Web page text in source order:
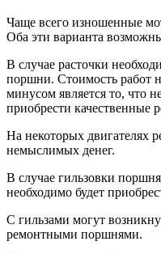
Чаще всего изношенные
Оба эти варианта
В случае расточки
поршни. Стоимость работ
минусом является то, что
приобрести качественные
На некоторых двигателях
немыслимых денег.
В случае гильзовки
необходимо будет
С гильзами могут
ремонтными поршнями.